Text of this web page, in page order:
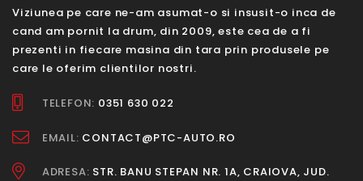
Viziunea pe care ne-am asumat-o si insusit-o inca de
cand am pornit la drum, din 2009, este cea de a fi
prezenti in fiecare masina din tara prin produsele pe
care le oferim clientilor nostri.
TELEFON: 0351 630 022
EMAIL: CONTACT@PTC-AUTO.RO
ADRESA: STR. BANU STEPAN NR. 1A, CRAIOVA, JUD.